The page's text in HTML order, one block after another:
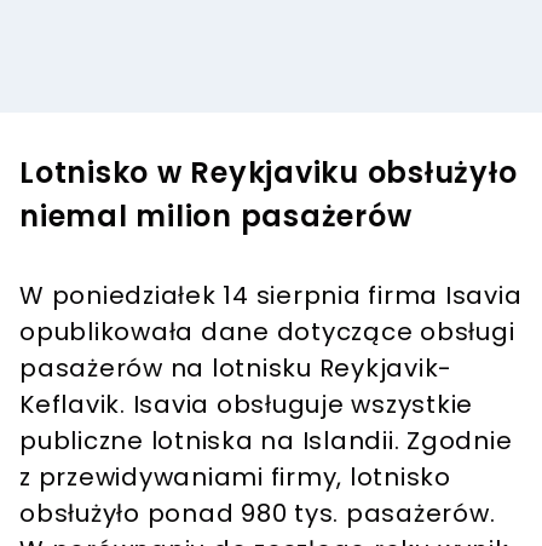
Lotnisko w Reykjaviku obsłużyło
niemal milion pasażerów
W poniedziałek 14 sierpnia firma Isavia
opublikowała dane dotyczące obsługi
pasażerów na lotnisku Reykjavik-
Keflavik. Isavia obsługuje wszystkie
publiczne lotniska na Islandii. Zgodnie
z przewidywaniami firmy, lotnisko
obsłużyło ponad 980 tys. pasażerów.